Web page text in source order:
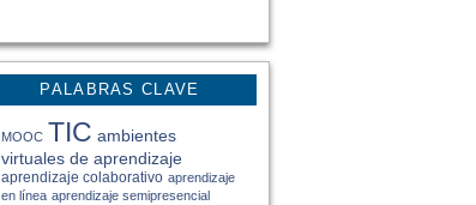
PALABRAS CLAVE
MOOC TIC ambientes
virtuales de aprendizaje
aprendizaje colaborativo aprendizaje
en línea aprendizaje semipresencial